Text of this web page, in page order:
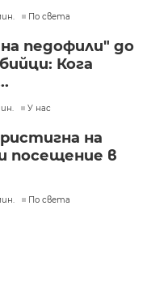
По света
педофили" до
Кога
У нас
на
посещение в
По света